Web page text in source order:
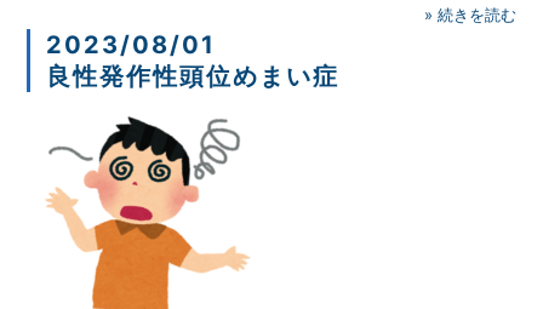
» 続きを読む
2023/08/01
良性発作性頭位めまい症